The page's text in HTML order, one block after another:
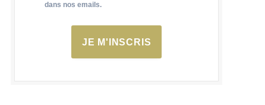
dans nos emails.
JE M'INSCRIS